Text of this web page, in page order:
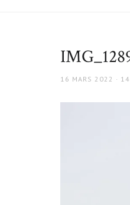
POSTED
16 MARS 2022